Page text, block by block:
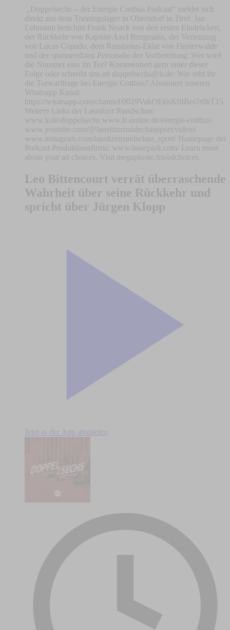
„Doppelsechs – der Energie Cottbus Podcast“ meldet sich
direkt aus dem Trainingslager in Oberndorf in Tirol. Jan
Lehmann berichtet Frank Noack von den ersten Eindrücken,
der Rückkehr von Kapitän Axel Borgmann, der Verletzung
von Lucas Copado, dem Rassismus-Eklat von Finsterwalde
und der spannendsten Personalie der Vorbereitung: Wer wird
die Nummer eins im Tor? Kommentiert gern unter dieser
Folge oder schreibt uns an doppelsechs@lr.de : Wie seht ihr
die Torwartfrage bei Energie Cottbus? Abonniert unseren
Whatsapp Kanal:
https://whatsapp.com/channel/0029VakOEkhK0IBei7r0hT15
Weitere Links der Lausitzer Rundschau:
www.lr.de/doppelsechs www.lr-online.de/energie-cottbus/
www.youtube.com/@lausitzerrundschausport/videos
www.instagram.com/lausitzerrundschau_sport/ Homepage der
Podcast Produktionsfirma: www.bosepark.com/ Learn more
about your ad choices. Visit megaphone.fm/adchoices
Leo Bittencourt verrät überraschende
Wahrheit über seine Rückkehr und
spricht über Jürgen Klopp
Jetzt in der App abspielen